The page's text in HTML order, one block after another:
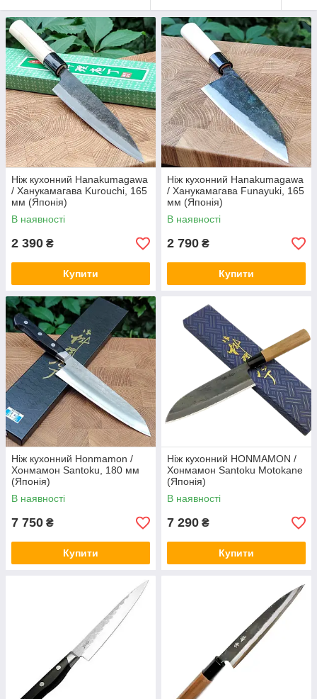
Ніж кухонний Hanakumagawa
/ Ханукамагава Kurouchi, 165
мм (Японія)
В наявності
2 390 ₴
Купити
Ніж кухонний Hanakumagawa
/ Ханукамагава Funayuki, 165
мм (Японія)
В наявності
2 790 ₴
Купити
Ніж кухонний Honmamon /
Хонмамон Santoku, 180 мм
(Японія)
В наявності
7 750 ₴
Купити
Ніж кухонний HONMAMON /
Хонмамон Santoku Motokane
(Японія)
В наявності
7 290 ₴
Купити